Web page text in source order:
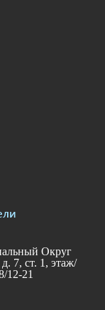
Округ
7, ст. 1, этаж/
12-21